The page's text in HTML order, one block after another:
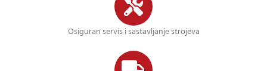
Osiguran servis i sastavljanje strojeva